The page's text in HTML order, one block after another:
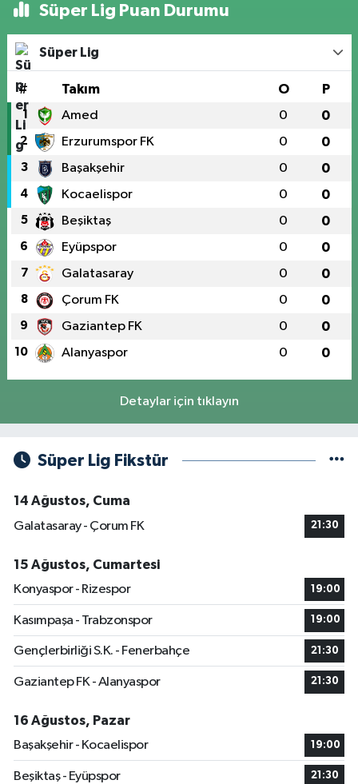
Süper Lig Puan Durumu
Süper Lig
# Takım O P
1 Amed 0 0
2 Erzurumspor FK 0 0
3 Başakşehir 0 0
4 Kocaelispor 0 0
5 Beşiktaş 0 0
6 Eyüpspor 0 0
7 Galatasaray 0 0
8 Çorum FK 0 0
9 Gaziantep FK 0 0
10 Alanyaspor 0 0
Detaylar için tıklayın
Süper Lig Fikstür
14 Ağustos, Cuma
Galatasaray - Çorum FK
21:30
15 Ağustos, Cumartesi
Konyaspor - Rizespor
19:00
Kasımpaşa - Trabzonspor 19:00
Gençlerbirliği S.K. - Fenerbahçe 21:30
Gaziantep FK - Alanyaspor 21:30
16 Ağustos, Pazar
Başakşehir - Kocaelispor
19:00
Beşiktaş - Eyüpspor 21:30